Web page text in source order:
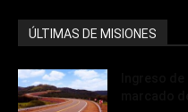
ÚLTIMAS DE MISIONES